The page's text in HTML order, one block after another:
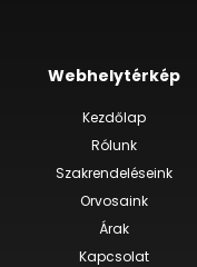
Webhelytérkép
Kezdőlap
Rólunk
Szakrendeléseink
Orvosaink
Árak
Kapcsolat